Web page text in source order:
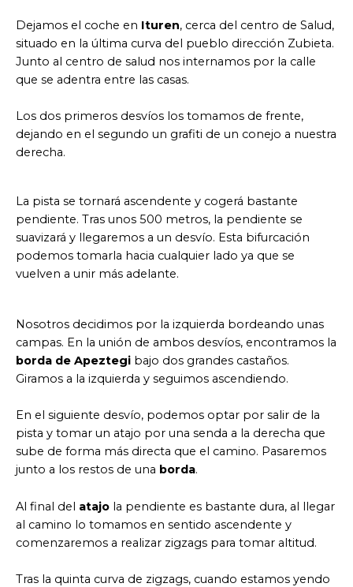
Dejamos el coche en Ituren, cerca del centro de Salud,
situado en la última curva del pueblo dirección Zubieta.
Junto al centro de salud nos internamos por la calle
que se adentra entre las casas.
Los dos primeros desvíos los tomamos de frente,
dejando en el segundo un grafiti de un conejo a nuestra
derecha.
La pista se tornará ascendente y cogerá bastante
pendiente. Tras unos 500 metros, la pendiente se
suavizará y llegaremos a un desvío. Esta bifurcación
podemos tomarla hacia cualquier lado ya que se
vuelven a unir más adelante.
Nosotros decidimos por la izquierda bordeando unas
campas. En la unión de ambos desvíos, encontramos la
borda de Apeztegi bajo dos grandes castaños.
Giramos a la izquierda y seguimos ascendiendo.
En el siguiente desvío, podemos optar por salir de la
pista y tomar un atajo por una senda a la derecha que
sube de forma más directa que el camino. Pasaremos
junto a los restos de una borda.
Al final del atajo la pendiente es bastante dura, al llegar
al camino lo tomamos en sentido ascendente y
comenzaremos a realizar zigzags para tomar altitud.
Tras la quinta curva de zigzags, cuando estamos yendo